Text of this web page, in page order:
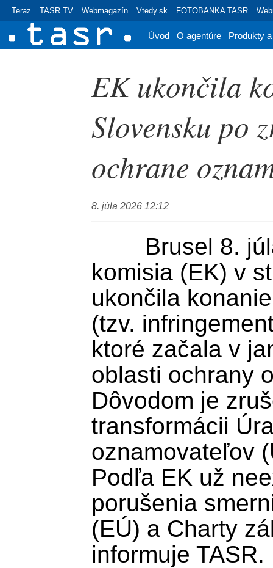
Teraz TASR TV Webmagazín Vtedy.sk FOTOBANKA TASR
Úvod O agentúre Produkty
EK ukončila
Slovensku po
ochrane
8. júla 2026 12:12
komisia (EK) v
ukončila
(tzv.
ktoré začala v
oblasti ochrany
Dôvodom je
transformácii
oznamovateľov
Podľa EK už
porušenia
(EÚ) a Charty
informuje TASR.